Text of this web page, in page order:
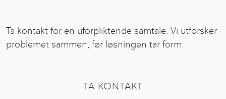
Ta kontakt for en uforpliktende samtale. Vi utforsker
problemet sammen, før løsningen tar form.
TA KONTAKT